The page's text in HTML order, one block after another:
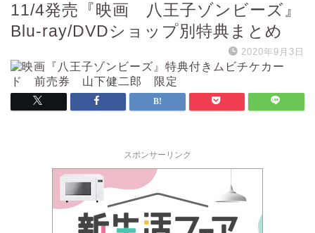
11/4発売『映画 八王子ゾンビーズ』
Blu-ray/DVDショップ別特典まとめ
2020年9月3日
スポンサーリンク